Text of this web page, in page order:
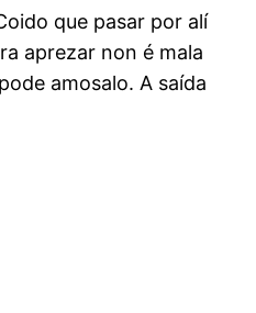
que pasar por alí
aprezar non é mala
amosalo. A saída